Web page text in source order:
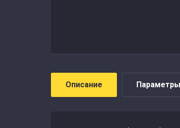
Описание Параметры